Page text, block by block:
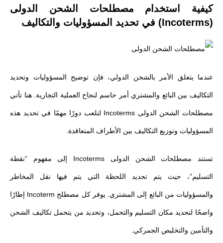
كيفية استخدام مصطلحات الشحن الدولى
(Incoterms) في تحديد المسؤوليات والتكاليف
عندما يتعلق الأمر بالشحن الدولي، فإن توضيح المسؤوليات وتحديد
التكاليف بين البائع والمشتري أمر حاسم لنجاح العملية التجارية. هنا تأتي
مصطلحات الشحن الدولى Incoterms لتلعب دورًا مهمًا في تحديد هذه
المسؤوليات وتوزيع التكاليف بين الأطراف المتعاقدة.
تستند مصطلحات الشحن الدولى Incoterms إلى مفهوم “نقطة
التسليم”، حيث يتم تحديد اللحظة التي يتم فيها نقل المخاطر
والمسؤوليات من البائع إلى المشتري. يوفر كل مصطلح Incoterm إطارًا
واضحًا لتحديد مكان التسليم والتحمل، وتحديد من يتحمل تكاليف الشحن
والتأمين والتخليص الجمركي.